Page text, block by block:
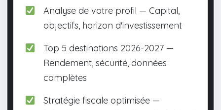
Analyse de votre profil — Capital,
objectifs, horizon d'investissement
Top 5 destinations 2026-2027 —
Rendement, sécurité, données
complètes
Stratégie fiscale optimisée —